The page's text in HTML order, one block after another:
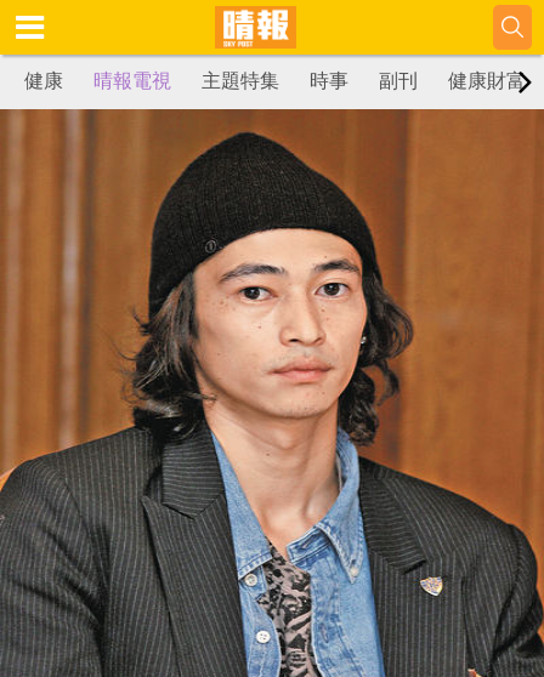
健康 晴報電視 主題特集 時事 副刊 健康財富